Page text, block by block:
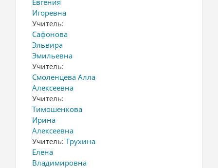
Игоревна
Учитель:
Сафонова
Эльвира
Эмильевна
Учитель:
Смоленцева Алла
Алексеевна
Учитель:
Тимошенкова
Ирина
Алексеевна
Учитель: Трухина
Елена
Владимировна